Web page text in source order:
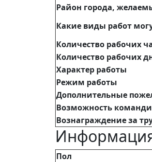
Район города,
Какие виды работ
Количество рабочих
Количество рабочих
Характер работы
Режим работы
Дополнительные
Возможность
Вознаграждение за
Пол